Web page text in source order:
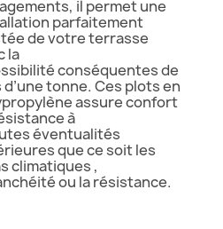
il permet une
parfaitement
de votre terrasse
la
conséquentes de
d’une tonne. Ces plots en
assure confort
à
éventualités
que ce soit les
climatiques ,
ou la résistance.